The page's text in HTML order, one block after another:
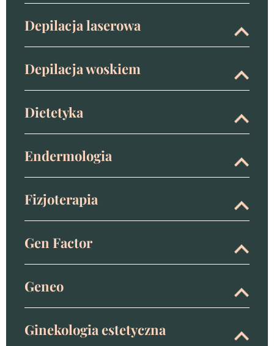
Depilacja laserowa
Depilacja woskiem
Dietetyka
Endermologia
Fizjoterapia
Gen Factor
Geneo
Ginekologia estetyczna